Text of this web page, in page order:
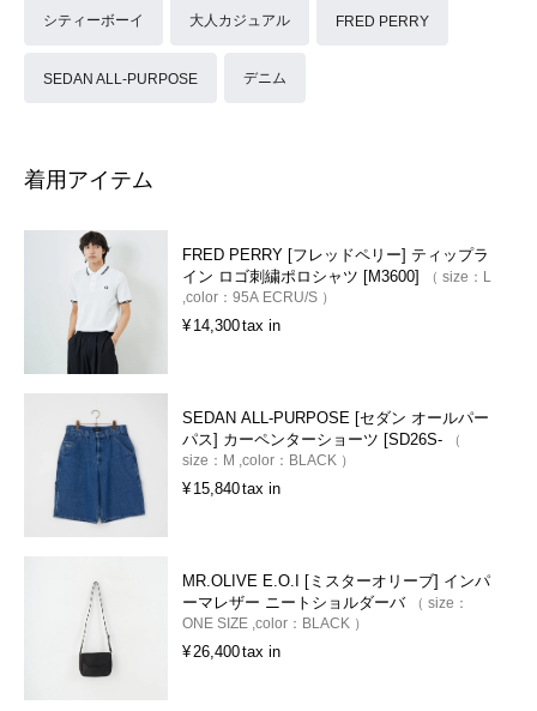
シティーボーイ 大人カジュアル FRED PERRY
SEDAN ALL-PURPOSE デニム
着用アイテム
FRED PERRY [フレッドペリー] ティップラ
イン ロゴ刺繍ポロシャツ [M3600]
size： L
color： 95A ECRU/S
¥ 14,300tax in
SEDAN ALL-PURPOSE [セダン オールパー
パス] カーペンターショーツ [SD26S-
size： M color： BLACK
¥ 15,840tax in
MR.OLIVE E.O.I [ミスターオリーブ] インパ
ーマレザー ニートショルダーバ
size：
ONE SIZE color： BLACK
¥26,400tax in